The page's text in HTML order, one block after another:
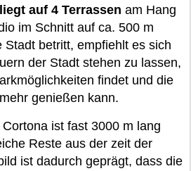
liegt auf 4 Terrassen am Hang
im Schnitt auf ca. 500 m
Stadt betritt, empfiehlt es sich
der Stadt stehen zu lassen,
findet und die
genießen kann.
Cortona ist fast 3000 m lang
Reste aus der zeit der
ist dadurch geprägt, dass die